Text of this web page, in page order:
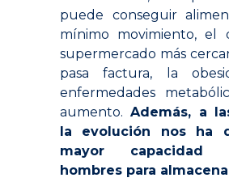
puede conseguir
mínimo movimiento, el
supermercado más
pasa factura, la
enfermedades
aumento. Además, a
la evolución nos ha
mayor
hombres para